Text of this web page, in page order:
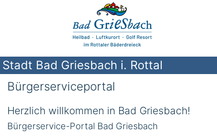
Stadt Bad Griesbach i. Rottal
Bürgerserviceportal
Herzlich willkommen in Bad Griesbach!
Bürgerservice-Portal Bad Griesbach